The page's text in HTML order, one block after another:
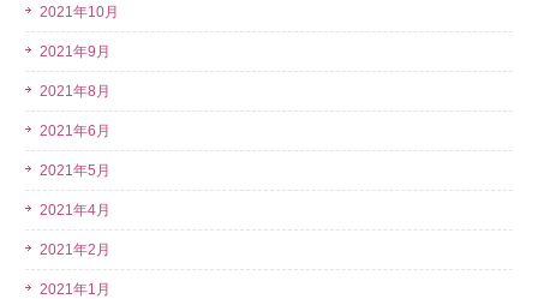
2021年10月
2021年9月
2021年8月
2021年6月
2021年5月
2021年4月
2021年2月
2021年1月